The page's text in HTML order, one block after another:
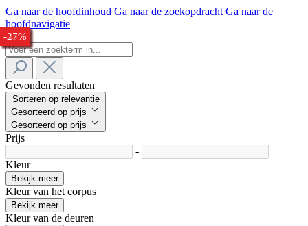
Ga naar de hoofdinhoud Ga naar de zoekopdracht Ga naar de
hoofdnavigatie
Gevonden resultaten
Sorteren op relevantie
Gesorteerd op prijs
Gesorteerd op prijs
Prijs
-
Kleur
Bekijk meer
Kleur van het corpus
Bekijk meer
Kleur van de deuren
-25%
-29%
-30%
-28%
-25%
-26%
-27%
-24%
-34%
-33%
-27%